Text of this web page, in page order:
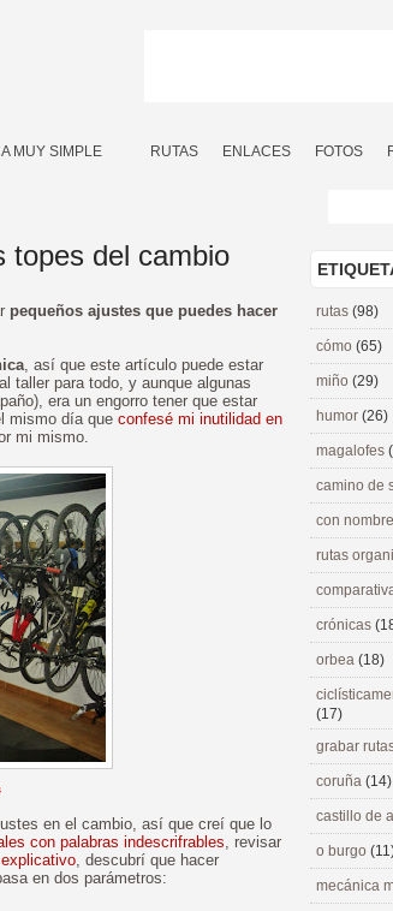
MUY SIMPLE RUTAS ENLACES FOTOS
topes del cambio
pequeños ajustes que puedes hacer
, así que este artículo puede estar
taller para todo, y aunque algunas
era un engorro tener que estar
mismo día que confesé mi inutilidad en
mi mismo.
en el cambio, así que creí que lo
con palabras indescrifrables, revisar
, descubrí que hacer
en dos parámetros:
rutas (98)
cómo (65)
miño (29)
humor (26)
magalofes
camino de
con
rutas
crónicas
orbea (18)
(17)
grabar
coruña (14)
castillo de
o burgo
mecánica